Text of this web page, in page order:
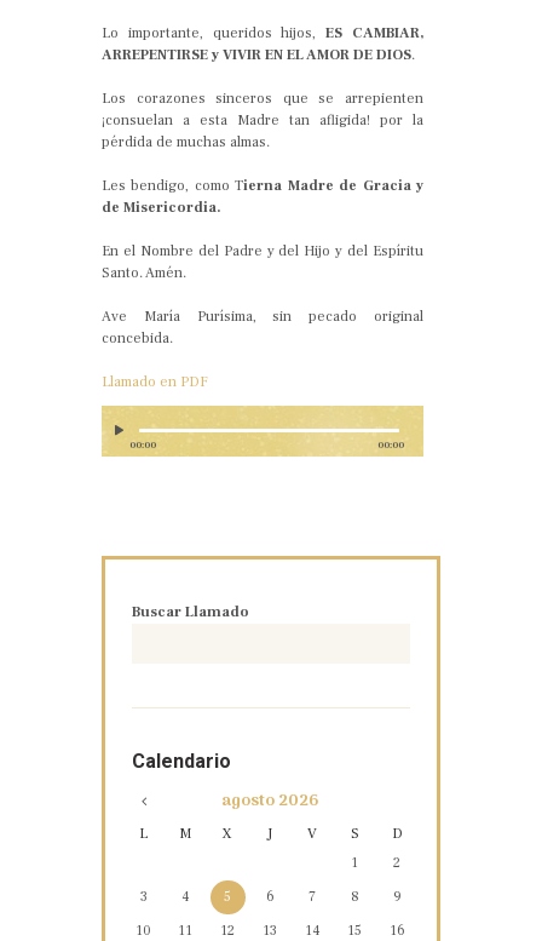
Lo importante, queridos hijos,ES CAMBIAR,
ARREPENTIRSE y VIVIR EN EL AMOR DE DIOS.
Los corazones sinceros que se arrepienten
¡consuelan a esta Madre tan afligida! por la
pérdida de muchas almas.
Les bendigo, como Tierna Madre de Gracia y
de Misericordia.
En el Nombre del Padre y del Hijo y del Espíritu
Santo. Amén.
Ave María Purísima, sin pecado original
concebida.
Llamado en PDF
00:00 00:00
Buscar Llamado
Calendario
agosto2026
L M X J V S
D
1
2
3
4 5 6 7 8
9
10
11 12 13 14 15
16